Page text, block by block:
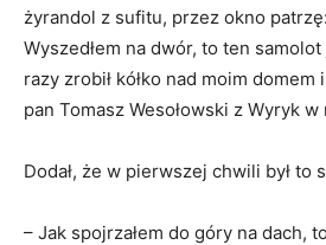
żyrandol z sufitu, przez okno
Wyszedłem na dwór, to ten
razy zrobił kółko nad moim domem
pan Tomasz Wesołowski z Wyryk
Dodał, że w pierwszej chwili był to
– Jak spojrzałem do góry na dach,